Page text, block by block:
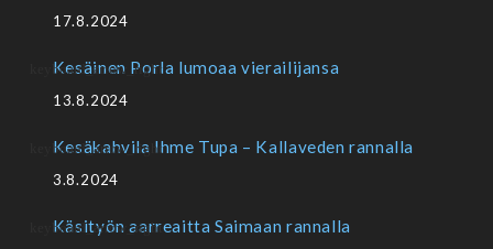
17.8.2024
Kesäinen Porla lumoaa vierailijansa
13.8.2024
Kesäkahvila Ihme Tupa – Kallaveden rannalla
3.8.2024
Käsityön aarreaitta Saimaan rannalla